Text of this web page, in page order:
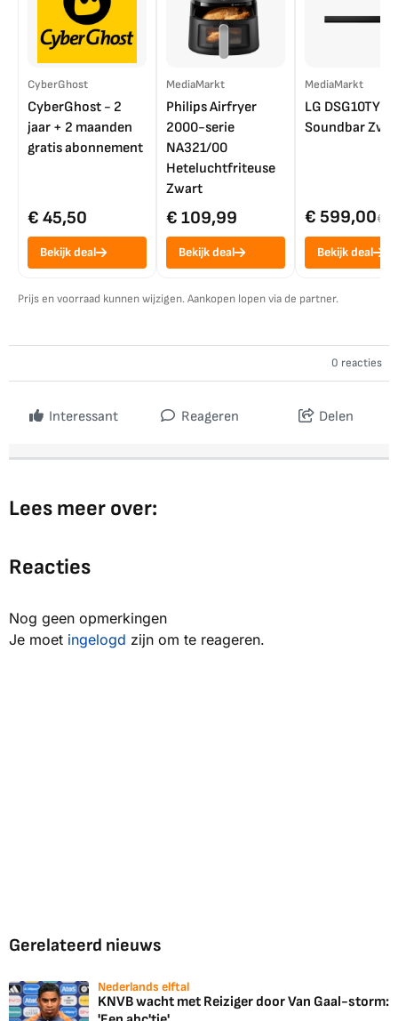
CyberGhost
CyberGhost - 2
jaar + 2 maanden
gratis abonnement
€ 45,50
Bekijk deal
MediaMarkt
Philips Airfryer
2000-serie
NA321/00
Heteluchtfriteuse
Zwart
€ 109,99
Bekijk deal
MediaMarkt
LG DSG10TY
Soundbar
€ 599,00€
Bekijk deal
Prijs en voorraad kunnen wijzigen. Aankopen lopen via de partner.
0 reacties
Interessant Reageren Delen
Lees meer over:
Reacties
Nog geen opmerkingen
Je moet ingelogd zijn om te reageren.
Gerelateerd nieuws
Nederlands elftal
KNVB wacht met Reiziger door Van Gaal-storm: